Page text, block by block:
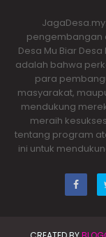
pengembangan
Desa Mu Biar
adalah bahwa
para
masyarakat,
mendukung
meraih
tentang program
ini untuk